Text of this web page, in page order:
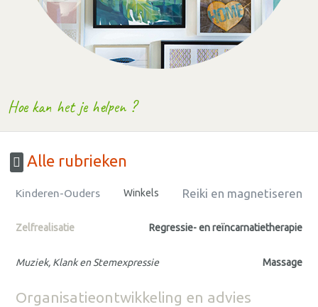
Hoe kan het je helpen ?
Alle rubrieken
Kinderen-Ouders Winkels Reiki en magnetiseren
Zelfrealisatie Regressie- en reïncarnatietherapie
Muziek, Klank en Stemexpressie Massage
Organisatieontwikkeling en advies